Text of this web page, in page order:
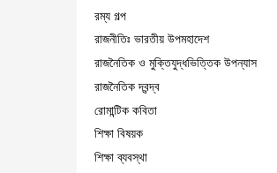
রম্য গল্প
রাজনীতিঃ ভারতীয় উপমহাদেশ
রাজনৈতিক ও মুক্তিযুদ্ধভিত্তিক উপন্যাস
রাজনৈতিক দ্বন্দ্ব
রোমান্টিক কবিতা
শিক্ষা বিষয়ক
শিক্ষা ব্যবস্থা